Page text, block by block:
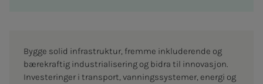
Bygge solid infrastruktur, fremme inkluderende og
bærekraftig industrialisering og bidra til innovasjon.
Investeringer i transport, vanningssystemer, energi og